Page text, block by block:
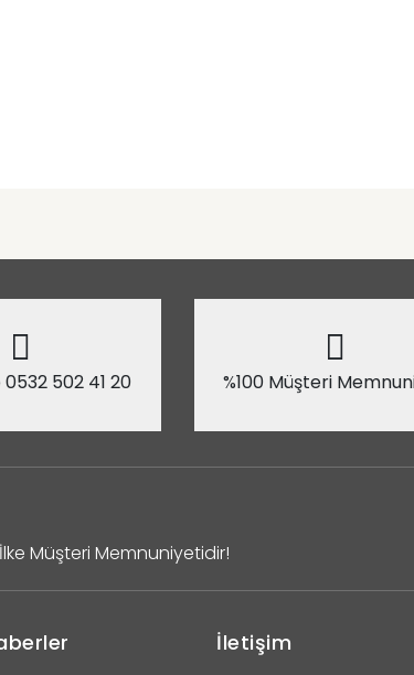
502 41 20 %100 Müşteri
Müşteri Memnuniyetidir!
İletişim